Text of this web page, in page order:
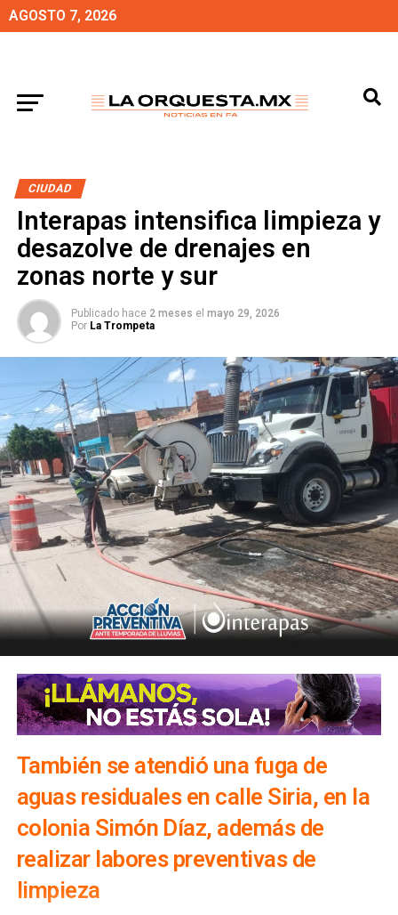
AGOSTO 7, 2026
CIUDAD
Interapas intensifica limpieza y
desazolve de drenajes en
zonas norte y sur
Publicado hace 2 meses el mayo 29, 2026
Por La Trompeta
También se atendió una fuga de
aguas residuales en calle Siria, en la
colonia Simón Díaz, además de
realizar labores preventivas de
limpieza